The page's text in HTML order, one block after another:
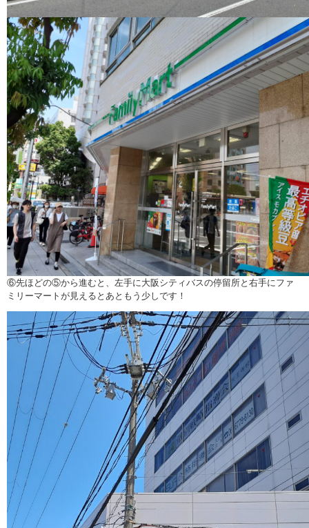
⑥先ほどの⑤から進むと、左手に大阪シティバスの停留所と右手にファ
ミリーマートが見えるとあともう少しです！